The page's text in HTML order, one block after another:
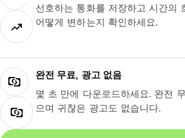
선호하는 통화를 저장하고 시간의
어떻게 변하는지 확인하세요.
완전 무료, 광고 없음
몇 초 만에 다운로드하세요. 완전
으며 귀찮은 광고도 없습니다.